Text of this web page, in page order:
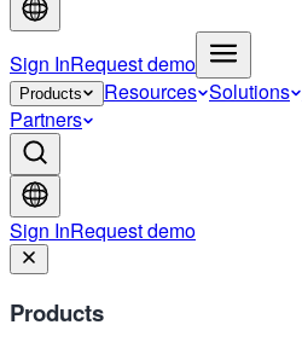
Sign InRequest demo
Products Resources Solutions
Partners
Sign InRequest demo
Products